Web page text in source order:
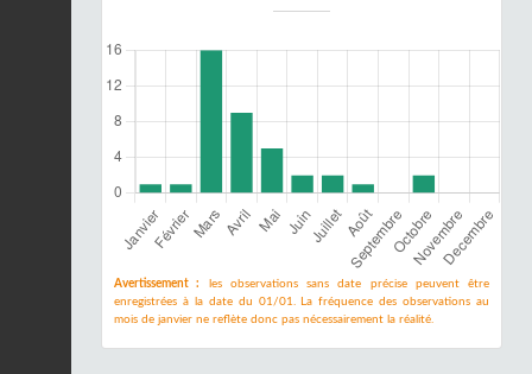
Avertissement :
les observations sans date précise peuvent être
enregistrées à la date du 01/01. La fréquence des observations au
mois de janvier ne reflète donc pas nécessairement la réalité.